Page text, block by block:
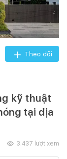
Theo dõi
kỹ thuật
tại địa
3.437 lượt xem